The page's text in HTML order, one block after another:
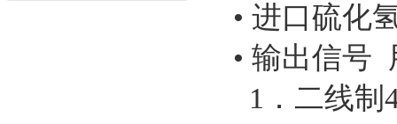
• 进口硫化
• 输出信号
1．二线制